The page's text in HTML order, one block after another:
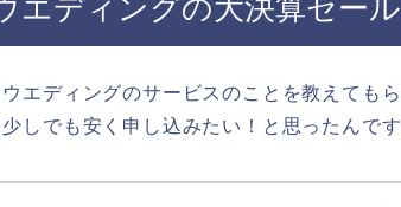
エディングの大決算セー
エディングのサービスのことを教えても
しでも安く申し込みたい！と思ったんです